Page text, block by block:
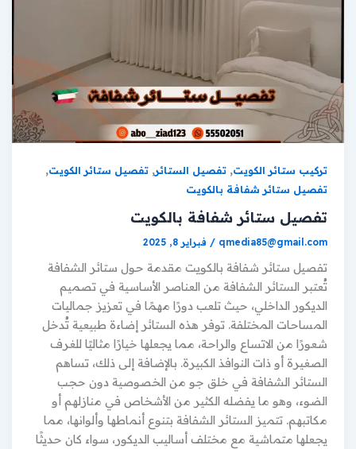
تركيب ستائر الكويت,تفصيل الستائر,تفصيل ستائر الكويت,
تفصيل ستائر شفافة بالكويت
تفصيل ستائر شفافة بالكويت
qmedia85@gmail.com
/ فبراير 8, 2025
تفصيل ستائر شفافة بالكويت مقدمة حول ستائر الشفافة
تُعتبر الستائر الشفافة من العناصر الأساسية في تصميم
الديكور الداخلي، حيث تلعب دورًا مهمًا في تعزيز جماليات
المساحات المختلفة. توفر هذه الستائر إضاءة طبيعية تُدخل
شعورًا من الاتساع والراحة، مما يجعلها خيارًا مثاليًا للغرف
الصغيرة أو ذات النوافذ الكبيرة. بالإضافة إلى ذلك، تساهم
الستائر الشفافة في خلق جو من الخصوصية دون حجب
الضوء، وهو ما يفضله الكثير من الأشخاص في منازلهم أو
مكاتبهم. تتميز الستائر الشفافة بتنوع أنماطها وألوانها، مما
يجعلها متماشية مع مختلف أساليب الديكور، سواء كان حديثًا